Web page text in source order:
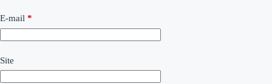
E-mail *
Site